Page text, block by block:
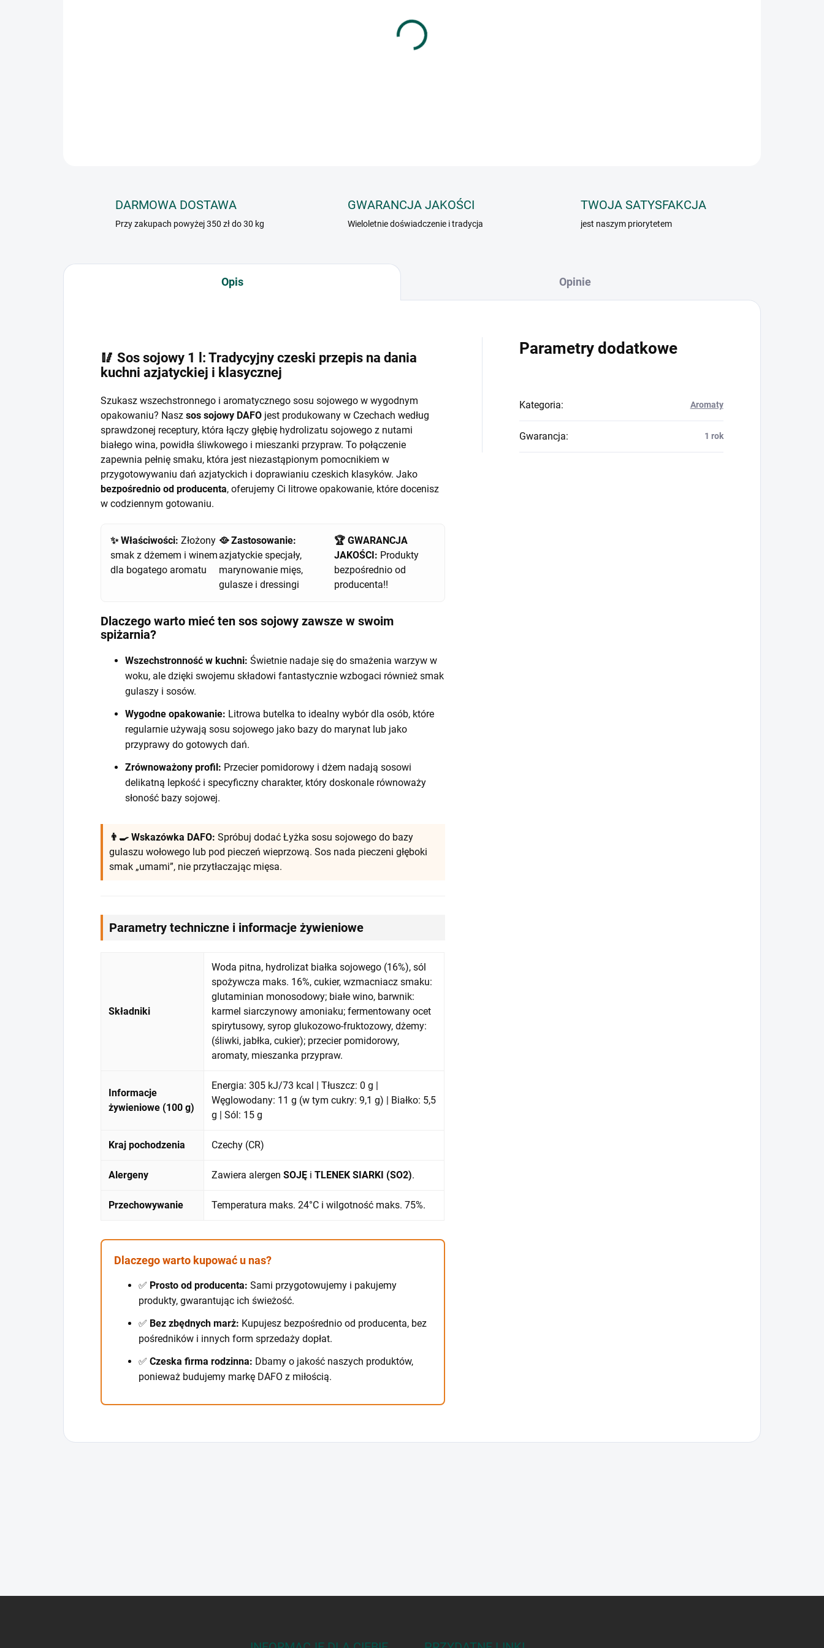
DARMOWA DOSTAWA
Przy zakupach powyżej 350 zł do 30 kg
GWARANCJA JAKOŚCI
Wieloletnie doświadczenie i tradycja
TWOJA SATYSFAKCJA
jest naszym priorytetem
Opis Opinie
🥢 Sos sojowy 1 l: Tradycyjny czeski przepis na dania
kuchni azjatyckiej i klasycznej
Szukasz wszechstronnego i aromatycznego sosu sojowego w wygodnym
opakowaniu? Nasz sos sojowy DAFO jest produkowany w Czechach według
sprawdzonej receptury, która łączy głębię hydrolizatu sojowego z nutami
białego wina, powidła śliwkowego i mieszanki przypraw. To połączenie
zapewnia pełnię smaku, która jest niezastąpionym pomocnikiem w
przygotowywaniu dań azjatyckich i doprawianiu czeskich klasyków. Jako
bezpośrednio od producenta, oferujemy Ci litrowe opakowanie, które docenisz
w codziennym gotowaniu.
✨ Właściwości: Złożony
smak z dżemem i winem
dla bogatego aromatu
🥘 Zastosowanie:
azjatyckie specjały,
marynowanie mięs,
gulasze i dressingi
🏆 GWARANCJA
JAKOŚCI: Produkty
bezpośrednio od
producenta!!
Dlaczego warto mieć ten sos sojowy zawsze w swoim
spiżarnia?
Wszechstronność w kuchni: Świetnie nadaje się do smażenia warzyw w
woku, ale dzięki swojemu składowi fantastycznie wzbogaci również smak
gulaszy i sosów.
Wygodne opakowanie: Litrowa butelka to idealny wybór dla osób, które
regularnie używają sosu sojowego jako bazy do marynat lub jako
przyprawy do gotowych dań.
Zrównoważony profil: Przecier pomidorowy i dżem nadają sosowi
delikatną lepkość i specyficzny charakter, który doskonale równoważy
słoność bazy sojowej.
👨‍🍳 Wskazówka DAFO: Spróbuj dodać Łyżka sosu sojowego do bazy
gulaszu wołowego lub pod pieczeń wieprzową. Sos nada pieczeni głęboki
smak „umami”, nie przytłaczając mięsa.
Parametry techniczne i informacje żywieniowe
Składniki
Woda pitna, hydrolizat białka sojowego (16%), sól
spożywcza maks. 16%, cukier, wzmacniacz smaku:
glutaminian monosodowy; białe wino, barwnik:
karmel siarczynowy amoniaku; fermentowany ocet
spirytusowy, syrop glukozowo-fruktozowy, dżemy:
(śliwki, jabłka, cukier); przecier pomidorowy,
aromaty, mieszanka przypraw.
Informacje
żywieniowe (100 g)
Energia: 305 kJ/73 kcal | Tłuszcz: 0 g |
Węglowodany: 11 g (w tym cukry: 9,1 g) | Białko: 5,5
g | Sól: 15 g
Kraj pochodzenia Czechy (CR)
Alergeny Zawiera alergen SOJĘ i TLENEK SIARKI (SO2).
Przechowywanie Temperatura maks. 24°C i wilgotność maks. 75%.
Dlaczego warto kupować u nas?
✅ Prosto od producenta: Sami przygotowujemy i pakujemy
produkty, gwarantując ich świeżość.
✅ Bez zbędnych marż: Kupujesz bezpośrednio od producenta, bez
pośredników i innych form sprzedaży dopłat.
✅ Czeska firma rodzinna: Dbamy o jakość naszych produktów,
ponieważ budujemy markę DAFO z miłością.
Parametry dodatkowe
Kategoria: Aromaty
Gwarancja: 1 rok